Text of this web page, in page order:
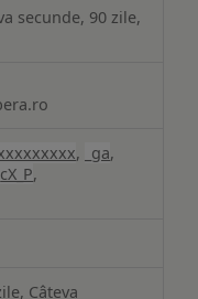
secunde, 90 zile,
, _ga,
cX_P,
Câteva